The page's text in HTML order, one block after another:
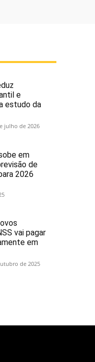
e
estudo da
julho de 2026
em
de
2026
vai pagar
em
de 2025